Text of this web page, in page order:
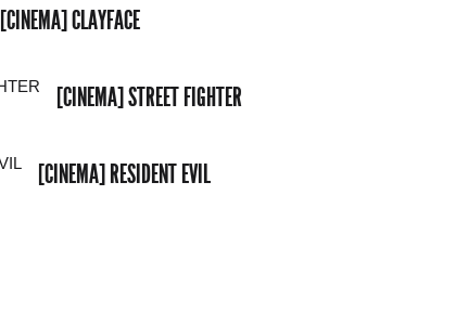
[CINEMA] CLAYFACE
[CINEMA] STREET FIGHTER
[CINEMA] RESIDENT EVIL